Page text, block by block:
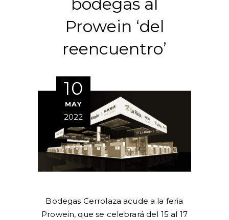
Prowein ‘del
reencuentro’
10
MAY
2022
Bodegas Cerrolaza acude a la feria
Prowein, que se celebrará del 15 al 17